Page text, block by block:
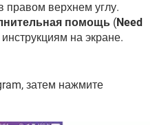
правом верхнем углу.
помощь (Need
на экране.
затем нажмите